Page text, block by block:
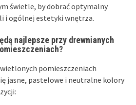
świetle, by dobrać optymalny
i ogólnej estetyki wnętrza.
najlepsze przy drewnianych
pomieszczeniach
jasne, pastelowe i neutralne kolory